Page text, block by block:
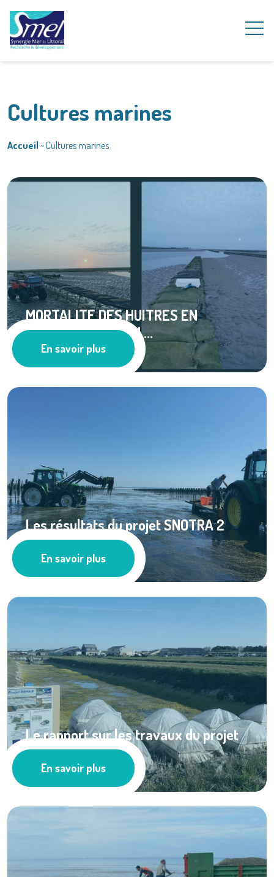
Cultures marines
Accueil ~Cultures marines
MORTALITE DES HUITRES EN
NORMANDIE (SIPEN ...
Ressources documentaires
En savoir plus
Les résultats du projet SNOTRA 2
sont ...
Pêche
En savoir plus
Le rapport sur les travaux du projet
REHAB est ...
Ressources documentaires
En savoir plus